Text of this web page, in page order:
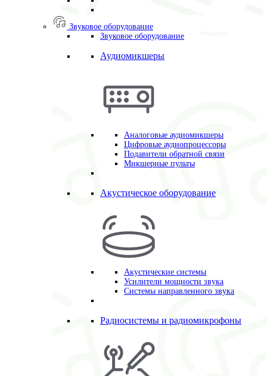
Звуковое оборудование
Звуковое оборудование
Аудиомикшеры
Аналоговые аудиомикшеры
Цифровые аудиопроцессоры
Подавители обратной связи
Микшерные пульты
Акустическое оборудование
Акустические системы
Усилители мощности звука
Системы направленного звука
Радиосистемы и радиомикрофоны